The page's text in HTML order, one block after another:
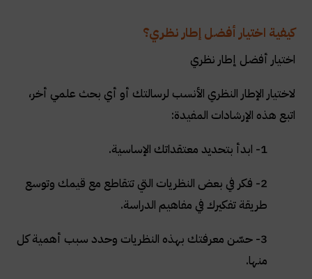
كيفية اختيار أفضل إطار نظري؟
اختيار أفضل إطار نظري
لاختيار الإطار النظري الأنسب لرسالتك أو أي بحث علمي أخر،
اتبع هذه الإرشادات المفيدة:
1- ابدأ بتحديد معتقداتك الإساسية
.
2- فكر في بعض النظريات التي تتقاطع مع قيمك وتوسع
طريقة تفكيرك في مفاهيم الدراسة.
3- حسّن معرفتك بهذه النظريات وحدد سبب أهمية كل
منها.